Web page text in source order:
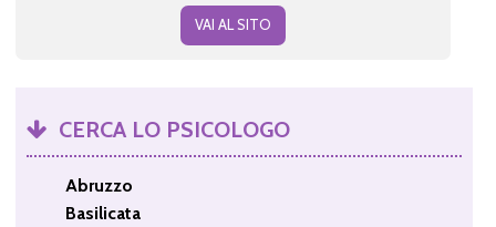
VAI AL SITO
CERCA LO PSICOLOGO
Abruzzo
Basilicata